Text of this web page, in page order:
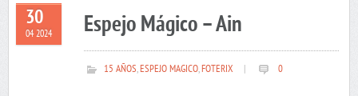
30
04 2024 Espejo Mágico – Ain
15 AÑOS,ESPEJO MAGICO,FOTERIX 0